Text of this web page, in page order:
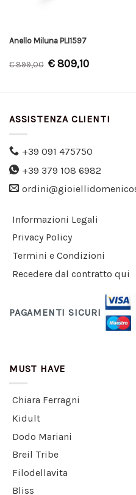
Anello Miluna PLI1597
€899,00 €809,10
ASSISTENZA CLIENTI
+39 091 475750
+39 379 108 6982
Informazioni Legali
Privacy Policy
Termini e Condizioni
Recedere dal contratto qui
PAGAMENTI SICURI
MUST HAVE
Chiara Ferragni
Kidult
Dodo Mariani
Breil Tribe
Filodellavita
Bliss